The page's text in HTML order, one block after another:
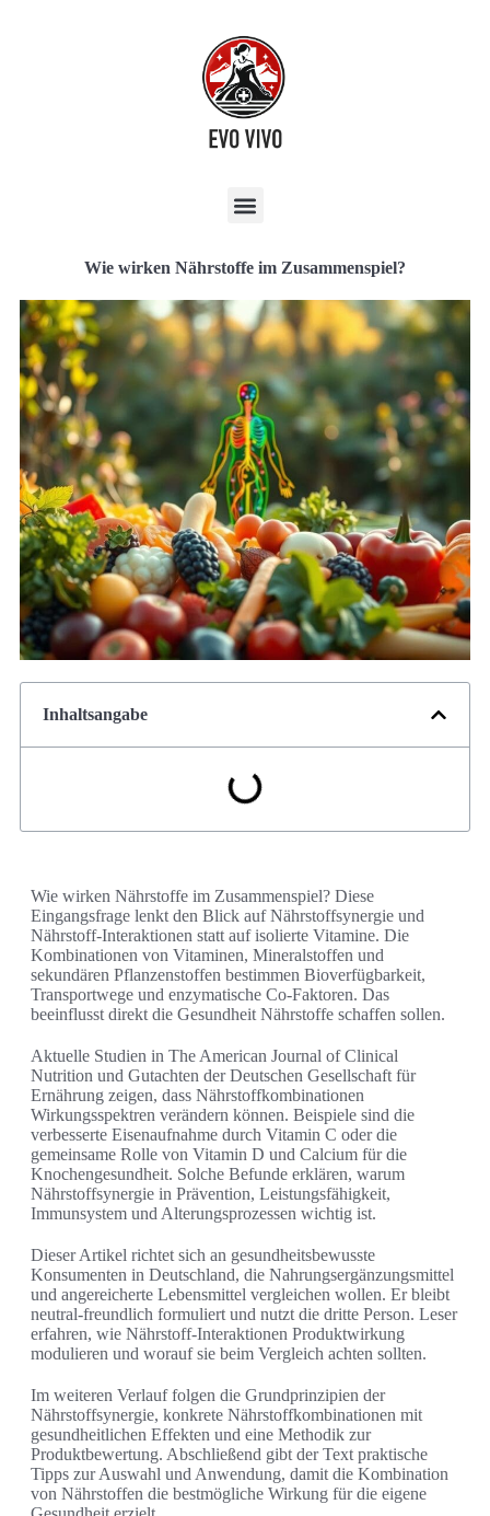
Wie wirken Nährstoffe im Zusammenspiel?
Inhaltsangabe
Wie wirken Nährstoffe im Zusammenspiel? Diese
Eingangsfrage lenkt den Blick auf Nährstoffsynergie und
Nährstoff-Interaktionen statt auf isolierte Vitamine. Die
Kombinationen von Vitaminen, Mineralstoffen und
sekundären Pflanzenstoffen bestimmen Bioverfügbarkeit,
Transportwege und enzymatische Co-Faktoren. Das
beeinflusst direkt die Gesundheit Nährstoffe schaffen sollen.
Aktuelle Studien in The American Journal of Clinical
Nutrition und Gutachten der Deutschen Gesellschaft für
Ernährung zeigen, dass Nährstoffkombinationen
Wirkungsspektren verändern können. Beispiele sind die
verbesserte Eisenaufnahme durch Vitamin C oder die
gemeinsame Rolle von Vitamin D und Calcium für die
Knochengesundheit. Solche Befunde erklären, warum
Nährstoffsynergie in Prävention, Leistungsfähigkeit,
Immunsystem und Alterungsprozessen wichtig ist.
Dieser Artikel richtet sich an gesundheitsbewusste
Konsumenten in Deutschland, die Nahrungsergänzungsmittel
und angereicherte Lebensmittel vergleichen wollen. Er bleibt
neutral-freundlich formuliert und nutzt die dritte Person. Leser
erfahren, wie Nährstoff-Interaktionen Produktwirkung
modulieren und worauf sie beim Vergleich achten sollten.
Im weiteren Verlauf folgen die Grundprinzipien der
Nährstoffsynergie, konkrete Nährstoffkombinationen mit
gesundheitlichen Effekten und eine Methodik zur
Produktbewertung. Abschließend gibt der Text praktische
Tipps zur Auswahl und Anwendung, damit die Kombination
von Nährstoffen die bestmögliche Wirkung für die eigene